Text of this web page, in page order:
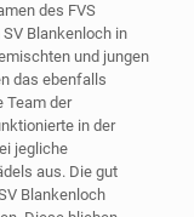
des FVS
Blankenloch in
und jungen
das ebenfalls
Team der
in der
jegliche
aus. Die gut
Blankenloch